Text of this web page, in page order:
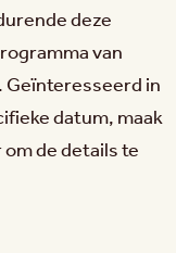
deze
van
in
datum, maak
de details te